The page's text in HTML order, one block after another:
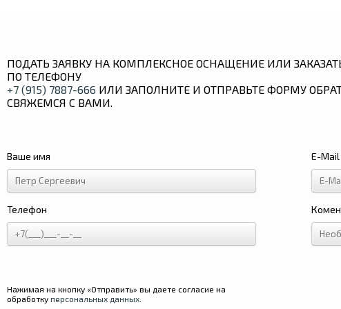
ПОДАТЬ ЗАЯВКУ НА КОМПЛЕКСНОЕ ОСНАЩЕНИЕ ИЛИ
ПО ТЕЛЕФОНУ
+7 (915) 7887-666 ИЛИ ЗАПОЛНИТЕ И ОТПРАВЬТЕ ФОРМУ
СВЯЖЕМСЯ С ВАМИ.
Ваше имя E-Mail
Телефон
Нажимая на кнопку «Отправить» вы даете согласие на
обработку персональных данных